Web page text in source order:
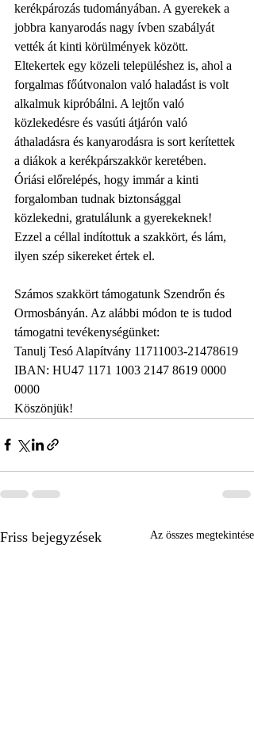
kerékpározás tudományában. A gyerekek a
jobbra kanyarodás nagy ívben szabályát
vették át kinti körülmények között.
Eltekertek egy közeli településhez is, ahol a
forgalmas főútvonalon való haladást is volt
alkalmuk kipróbálni. A lejtőn való
közlekedésre és vasúti átjárón való
áthaladásra és kanyarodásra is sort kerítettek
a diákok a kerékpárszakkör keretében.
Óriási előrelépés, hogy immár a kinti
forgalomban tudnak biztonsággal
közlekedni, gratulálunk a gyerekeknek!
Ezzel a céllal indítottuk a szakkört, és lám,
ilyen szép sikereket értek el.
Számos szakkört támogatunk Szendrőn és
Ormosbányán. Az alábbi módon te is tudod
támogatni tevékenységünket:
Tanulj Tesó Alapítvány 11711003-21478619
IBAN: HU47 1171 1003 2147 8619 0000
0000
Köszönjük!
Friss bejegyzések Az összes megtekintése